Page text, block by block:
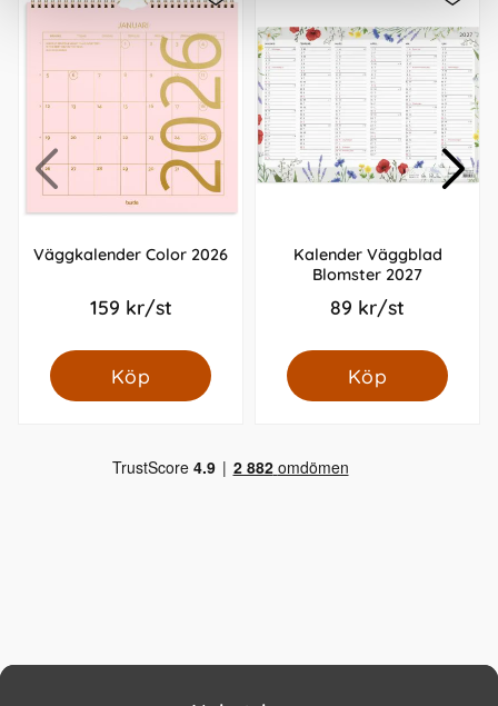
Väggkalender Color 2026
159 kr/st
Köp
Kalender Väggblad
Blomster 2027
89 kr/st
Köp